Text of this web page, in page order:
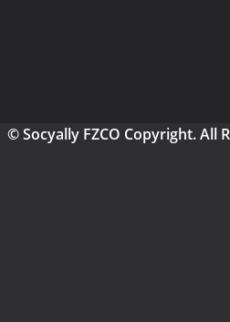
© Socyally FZCO Copyright. All